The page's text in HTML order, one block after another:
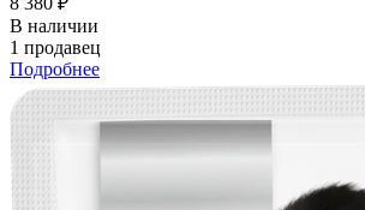
В наличии
1 продавец
Подробнее